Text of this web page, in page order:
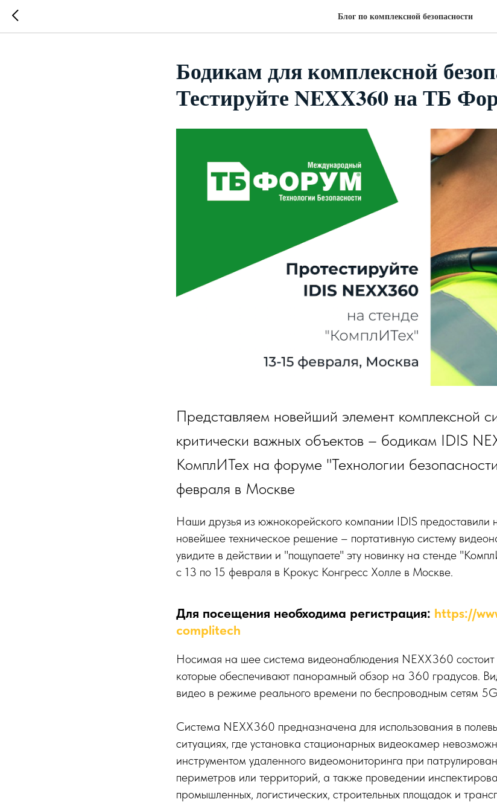
Блог по комплексной безопасности
Бодикам для комплексной
Тестируйте NEXX360 на ТБ
Представляем новейший элемент комплексной
критически важных объектов – бодикам IDIS
КомплИТех на форуме "Технологии
февраля в Москве
Наши друзья из южнокорейского компании IDIS предоставили
новейшее техническое решение – портативную систему
увидите в действии и "пощупаете" эту новинку на стенде
с 13 по 15 февраля в Крокус Конгресс Холле в Москве.
Для посещения необходима регистрация: https://
complitech
Носимая на шее система видеонаблюдения NEXX360
которые обеспечивают панорамный обзор на 360 градусов.
видео в режиме реального времени по беспроводным сетям
Система NEXX360 предназначена для использования в
ситуациях, где установка стационарных видеокамер
инструментом удаленного видеомониторинга при
периметров или территорий, а также проведении
промышленных, логистических, строительных площадок и